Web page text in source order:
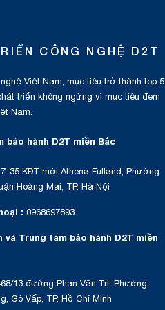
CÔNG NGHỆ D2T
Việt Nam, mục tiêu trở thành top 5
triển không ngừng vì mục tiêu đem
Nam.
bảo hành D2T miền Bắc
35 KĐT mới Athena Fulland, Phường
Hoàng Mai, TP. Hà Nội
: 0968697893
và Trung tâm bảo hành D2T miền
13 đường Phan Văn Trị, Phường
Gò Vấp, TP. Hồ Chí Minh